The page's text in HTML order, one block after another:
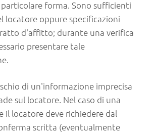
forma. Sono sufficienti
locatore oppure specificazioni
d'affitto; durante una verifica
presentare tale
di un'informazione imprecisa
sul locatore. Nel caso di una
il locatore deve richiedere dal
scritta (eventualmente